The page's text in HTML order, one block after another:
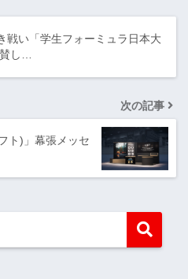
戦い「学生フォーミュラ日本大
し…
次の記事
ト)」幕張メッセ